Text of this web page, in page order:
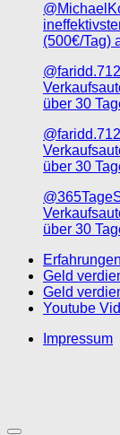
(500€/Tag)
über 30
über 30
über 30
Erfahrungen
Geld
Geld
Youtube
Impressum